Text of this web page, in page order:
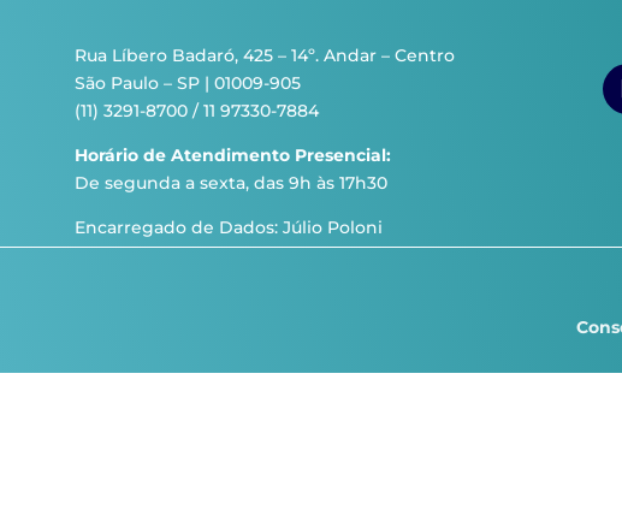
Rua Líbero Badaró, 425 – 14º. Andar – Centro
São Paulo – SP | 01009-905
(11) 3291-8700 / 11 97330-7884
Horário de Atendimento Presencial:
De segunda a sexta, das 9h às 17h30
Encarregado de Dados: Júlio Poloni